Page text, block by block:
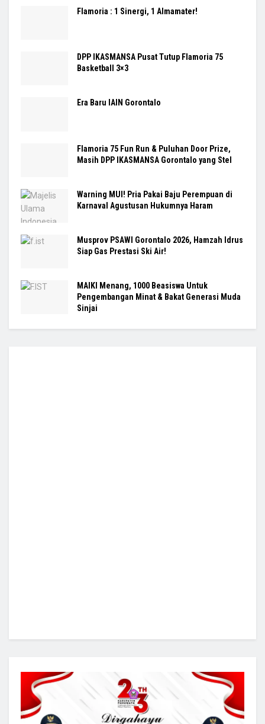
Flamoria : 1 Sinergi, 1 Almamater!
DPP IKASMANSA Pusat Tutup Flamoria 75
Basketball 3×3
Era Baru IAIN Gorontalo
Flamoria 75 Fun Run & Puluhan Door Prize,
Masih DPP IKASMANSA Gorontalo yang Stel
Warning MUI! Pria Pakai Baju Perempuan di
Karnaval Agustusan Hukumnya Haram
Musprov PSAWI Gorontalo 2026, Hamzah Idrus
Siap Gas Prestasi Ski Air!
MAIKI Menang, 1000 Beasiswa Untuk
Pengembangan Minat & Bakat Generasi Muda
Sinjai